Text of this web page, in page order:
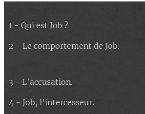
1 - Qui est Job ?
2 - Le comportement de Job.
3 - L'accusation.
4 - Job, l'intercesseur.